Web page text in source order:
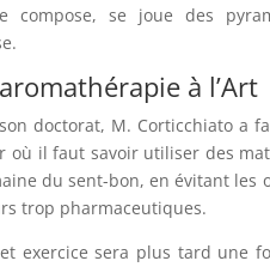
compose, se joue des
à l’Art
doctorat, M. Corticchiato a
où il faut savoir utiliser des
du sent-bon, en évitant les
trop pharmaceutiques.
exercice sera plus tard une